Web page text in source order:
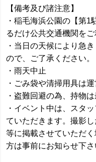
【備考及び諸注意】
・稲毛海浜公園の【第1
るだけ公共交通機関をご
・当日の天候により急
ので、ご了承ください。
・雨天中止
・ごみ袋や清掃用具は
・盗難回避の為、持物
・イベント中は、スタ
ていただきます。撮影
等に掲載させていただ
方は事前にお知らせ下さ